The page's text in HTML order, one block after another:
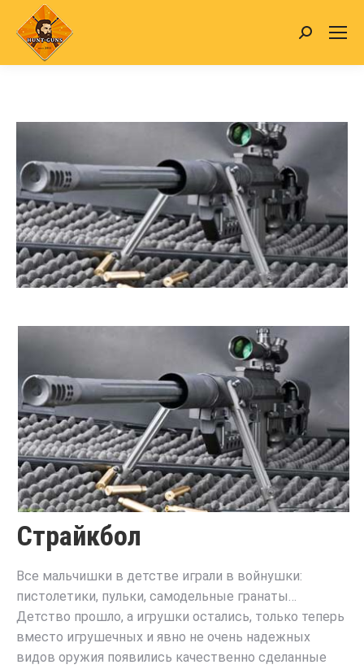
Search:
Страйкбол
Все мальчишки в детстве играли в войнушки:
пистолетики, пульки, самодельные гранаты…
Детство прошло, а игрушки остались, только теперь
вместо игрушечных и явно не очень надежных
видов оружия появились качественно сделанные